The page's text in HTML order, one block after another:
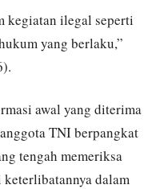
kegiatan ilegal seperti
yang berlaku,”
awal yang diterima
TNI berpangkat
tengah memeriksa
dalam